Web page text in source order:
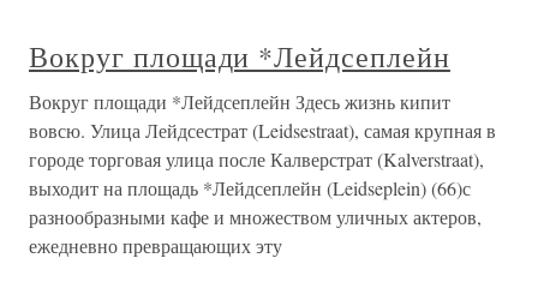
Вокруг площади *Лейдсеплейн
Вокруг площади *Лейдсеплейн Здесь жизнь кипит
вовсю. Улица Лейдсестрат (Leidsestraat), самая крупная в
городе торговая улица после Калверстрат (Kalverstraat),
выходит на площадь *Лейдсеплейн (Leidseplein) (66)с
разнообразными кафе и множеством уличных актеров,
ежедневно превращающих эту